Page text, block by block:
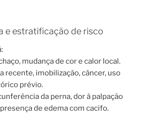
e estratificação de risco
mudança de cor e calor local.
recente, imobilização, câncer, uso
prévio.
da perna, dor à palpação
de edema com cacifo.